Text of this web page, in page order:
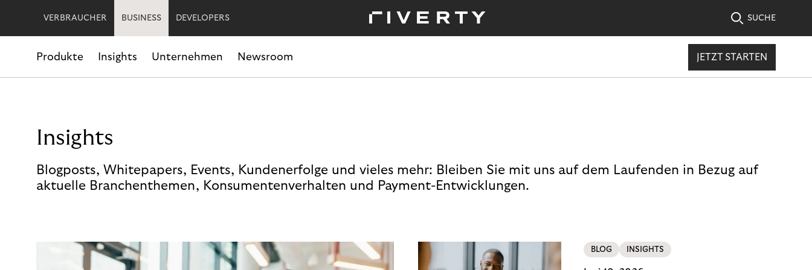
VERBRAUCHER BUSINESS DEVELOPERS SUCHE
Produkte Insights Unternehmen Newsroom JETZT STARTEN
Insights
Blogposts, Whitepapers, Events, Kundenerfolge und vieles mehr: Bleiben Sie mit uns auf dem Laufenden in Bezug auf
aktuelle Branchenthemen, Konsumentenverhalten und Payment-Entwicklungen.
BLOG INSIGHTS